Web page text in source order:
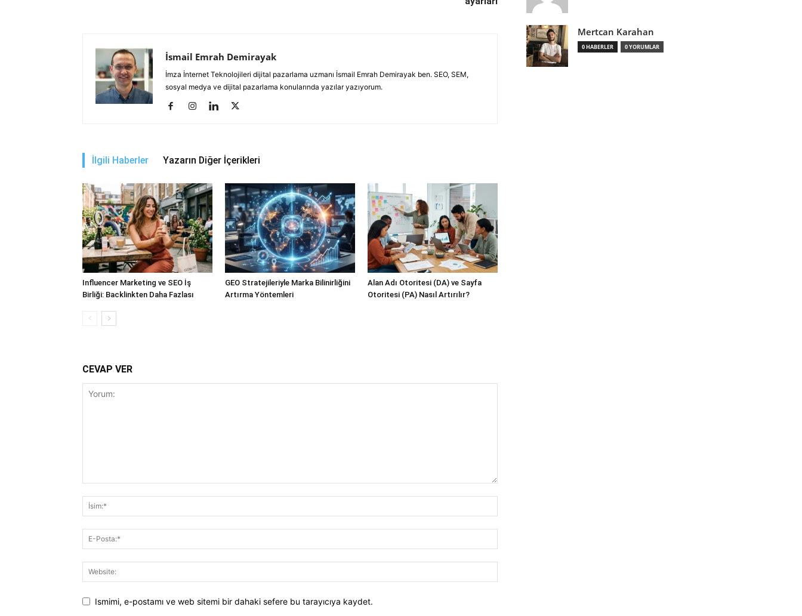
İsmail Emrah Demirayak
İmza İnternet Teknolojileri dijital pazarlama uzmanı İsmail Emrah Demirayak ben. SEO, SEM,
sosyal medya ve dijital pazarlama konularında yazılar yazıyorum.
İlgili Haberler Yazarın Diğer İçerikleri
Influencer Marketing ve SEO İş
Birliği: Backlinkten Daha Fazlası
GEO Stratejileriyle Marka Bilinirliğini
Artırma Yöntemleri
Alan Adı Otoritesi (DA) ve Sayfa
Otoritesi (PA) Nasıl Artırılır?
CEVAP VER
Ismimi, e-postamı ve web sitemi bir dahaki sefere bu tarayıcıya kaydet.
Mertcan Karahan
0 HABERLER 0 YORUMLAR